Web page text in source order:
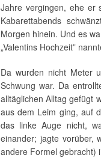
Jahre vergingen, ehe er
Kabarettabends
Morgen hinein. Und es
„Valentins Hochzeit”
Da wurden nicht Meter
Schwung war. Da
alltäglichen Alltag gefügt
aus dem Leim ging, auf
das linke Auge nicht,
einander; jagte vorüber,
andere Formel gebracht)